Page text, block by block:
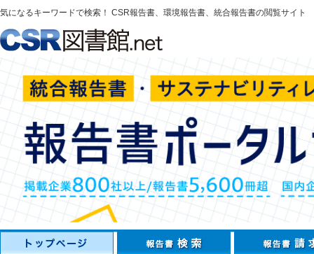
気になるキーワードで検索！ CSR報告書、環境報告書、統合報告書の閲覧サイト